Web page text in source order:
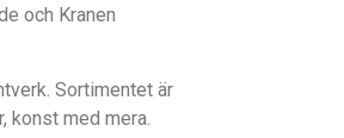
och Kranen
Sortimentet är
konst med mera.